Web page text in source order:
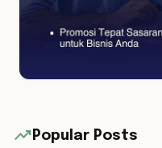
trending_up Popular Posts